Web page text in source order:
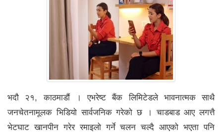
भदौ २१, काठमाडौं । एभरेष्ट बैंक लिमिटेडले भावनात्मक साथै
जनचेतनामूलक भिडियो सार्वजनिक गरेको छ । चाडबाड आए लगत्तै
भेटघाट खानपीन गरेर रमाइलो गर्ने चलन चल्दै आएको भएता पनि